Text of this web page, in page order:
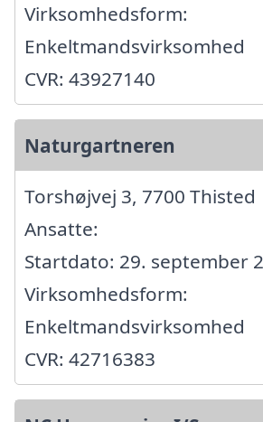
Virksomhedsform:
Enkeltmandsvirksomhed
CVR: 43927140
Naturgartneren
Torshøjvej 3, 7700 Thisted
Ansatte:
Startdato: 29. september
Virksomhedsform:
Enkeltmandsvirksomhed
CVR: 42716383